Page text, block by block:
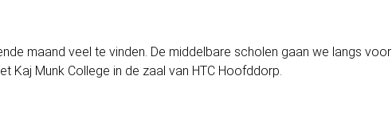
maand veel te vinden. De middelbare scholen gaan we langs voor
Kaj Munk College in de zaal van HTC Hoofddorp.